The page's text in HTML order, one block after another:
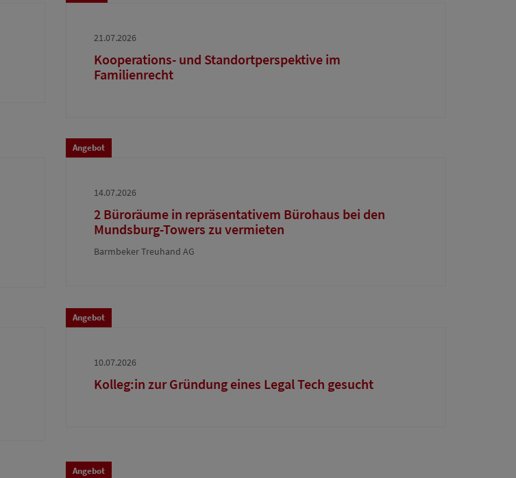
21.07.2026
Kooperations- und Standortperspektive im
Familienrecht
Angebot
14.07.2026
2 Büroräume in repräsentativem Bürohaus bei den
Mundsburg-Towers zu vermieten
Barmbeker Treuhand AG
Angebot
10.07.2026
Kolleg:in zur Gründung eines Legal Tech gesucht
Angebot